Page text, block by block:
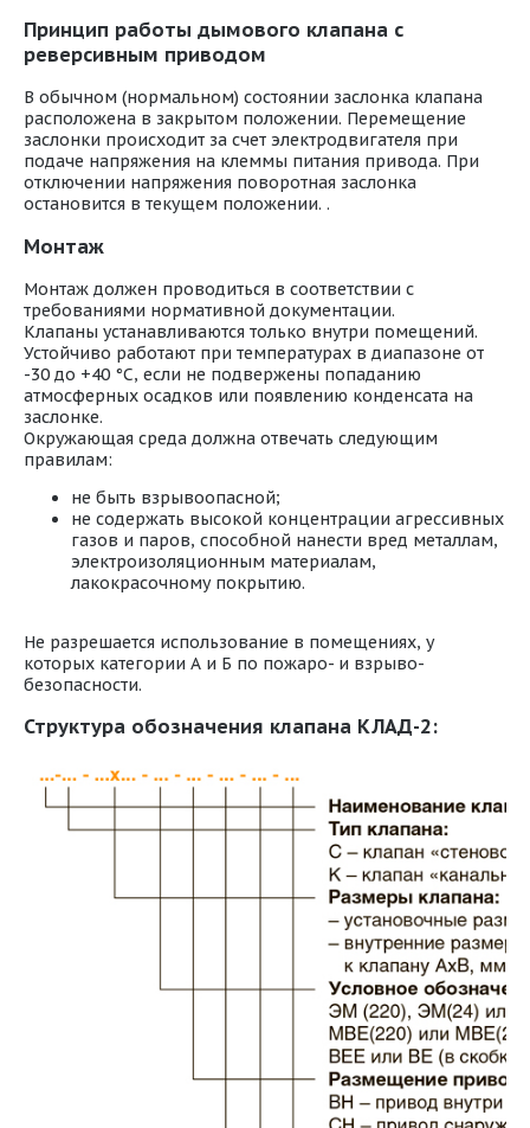
Принцип работы дымового клапана с
реверсивным приводом
В обычном (нормальном) состоянии заслонка клапана
расположена в закрытом положении. Перемещение
заслонки происходит за счет электродвигателя при
подаче напряжения на клеммы питания привода. При
отключении напряжения поворотная заслонка
остановится в текущем положении. .
Монтаж
Монтаж должен проводиться в соответствии с
требованиями нормативной документации.
Клапаны устанавливаются только внутри помещений.
Устойчиво работают при температурах в диапазоне от
-30 до +40 °С, если не подвержены попаданию
атмосферных осадков или появлению конденсата на
заслонке.
Окружающая среда должна отвечать следующим
правилам:
не быть взрывоопасной;
не содержать высокой концентрации агрессивных
газов и паров, способной нанести вред металлам,
электроизоляционным материалам,
лакокрасочному покрытию.
Не разрешается использование в помещениях, у
которых категории А и Б по пожаро- и взрыво-
безопасности.
Структура обозначения клапана КЛАД-2: